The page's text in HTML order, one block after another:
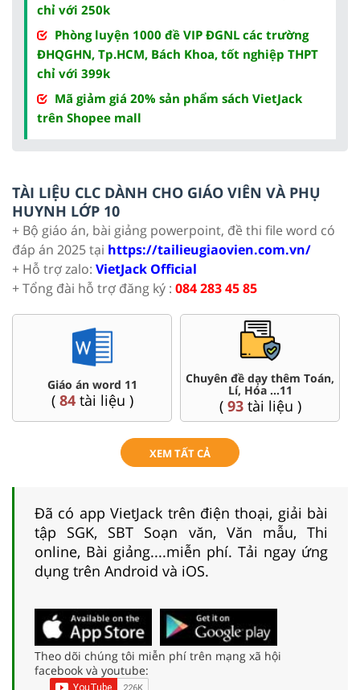
chỉ với 250k
Phòng luyện 1000 đề VIP ĐGNL các trường
ĐHQGHN, Tp.HCM, Bách Khoa, tốt nghiệp THPT
chỉ với 399k
Mã giảm giá 20% sản phẩm sách VietJack
trên Shopee mall
TÀI LIỆU CLC DÀNH CHO GIÁO VIÊN VÀ PHỤ
HUYNH LỚP 10
+ Bộ giáo án, bài giảng powerpoint, đề thi file word có
đáp án 2025 tại https://tailieugiaovien.com.vn/
+ Hỗ trợ zalo: VietJack Official
+ Tổng đài hỗ trợ đăng ký : 084 283 45 85
Đề thi HSG 11
(8 tài liệu )
Trắc nghiệm đúng sai 11
(8tài liệu )
XEM TẤT CẢ
Đã có app VietJack trên điện thoại, giải bài
tập SGK, SBT Soạn văn, Văn mẫu, Thi
online, Bài giảng....miễn phí. Tải ngay ứng
dụng trên Android và iOS.
Theo dõi chúng tôi miễn phí trên mạng xã hội
facebook và youtube: